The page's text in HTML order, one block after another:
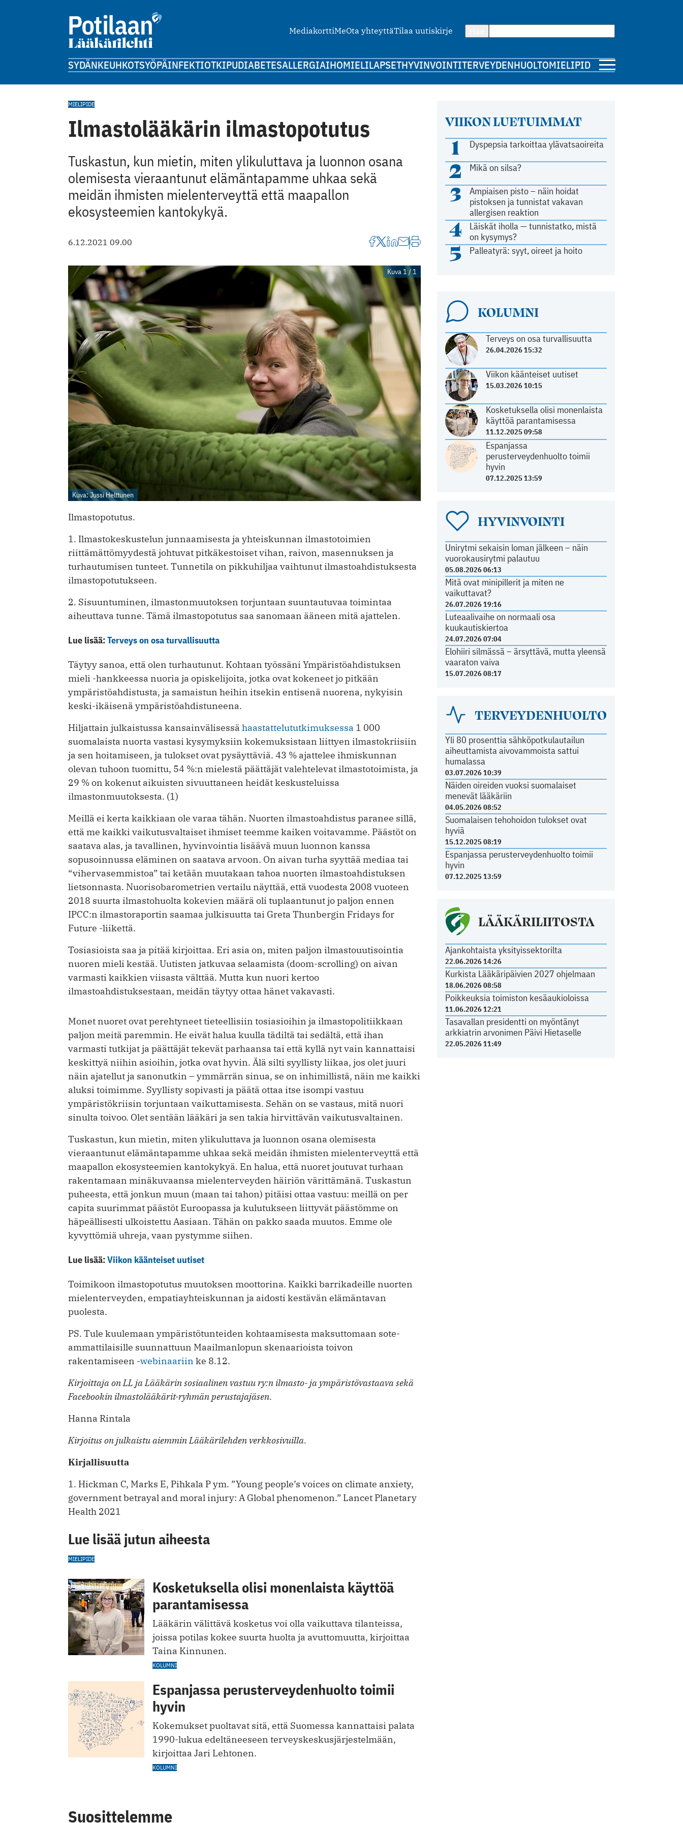
MediakorttiMeOta yhteyttäTilaa uutiskirje
SYDÄNKEUHKOTSYÖPÄINFEKTIOTKIPUDIABETESALLERGIAIHOMIELILAPSETHYVINVOINTITERVEYDENHUOLTOMIELIPIDE
VIIKON LUETUIMMAT
1 Dyspepsia tarkoittaa ylävatsaoireita
2 Mikä on silsa?
3
Ampiaisen pisto – näin hoidat
pistoksen ja tunnistat vakavan
allergisen reaktion
4
Läiskät iholla — tunnistatko, mistä
on kysymys?
5 Palleatyrä: syyt, oireet ja hoito
KOLUMNI
Terveys on osa turvallisuutta
26.04.2026 15:32
Viikon käänteiset uutiset
15.03.2026 10:15
Kosketuksella olisi monenlaista
käyttöä parantamisessa
11.12.2025 09:58
Espanjassa
perusterveydenhuolto toimii
hyvin
07.12.2025 13:59
HYVINVOINTI
Unirytmi sekaisin loman jälkeen – näin
vuorokausirytmi palautuu
05.08.2026 06:13
Mitä ovat minipillerit ja miten ne
vaikuttavat?
26.07.2026 19:16
Luteaalivaihe on normaali osa
kuukautiskiertoa
24.07.2026 07:04
Elohiiri silmässä – ärsyttävä, mutta yleensä
vaaraton vaiva
15.07.2026 08:17
TERVEYDENHUOLTO
Yli 80 prosenttia sähköpotkulautailun
aiheuttamista aivovammoista sattui
humalassa
03.07.2026 10:39
Näiden oireiden vuoksi suomalaiset
menevät lääkäriin
04.05.2026 08:52
Suomalaisen tehohoidon tulokset ovat
hyviä
15.12.2025 08:19
Espanjassa perusterveydenhuolto toimii
hyvin
07.12.2025 13:59
LÄÄKÄRILIITOSTA
Ajankohtaista yksityissektorilta
22.06.2026 14:26
Kurkista Lääkäripäivien 2027 ohjelmaan
18.06.2026 08:58
Poikkeuksia toimiston kesäaukioloissa
11.06.2026 12:21
Tasavallan presidentti on myöntänyt
arkkiatrin arvonimen Päivi Hietaselle
22.05.2026 11:49
MIELIPIDE
Ilmastolääkärin ilmastopotutus
Tuskastun, kun mietin, miten ylikuluttava ja luonnon osana
olemisesta vieraantunut elämäntapamme uhkaa sekä
meidän ihmisten mielenterveyttä että maapallon
ekosysteemien kantokykyä.
6.12.2021 09.00
Kuva 1 / 1
Kuva: Jussi Helttunen
Ilmastopotutus.
1. Ilmastokeskustelun junnaamisesta ja yhteiskunnan ilmastotoimien
riittämättömyydestä johtuvat pitkäkestoiset vihan, raivon, masennuksen ja
turhautumisen tunteet. Tunnetila on pikkuhiljaa vaihtunut ilmastoahdistuksesta
ilmastopotutukseen.
2. Sisuuntuminen, ilmastonmuutoksen torjuntaan suuntautuvaa toimintaa
aiheuttava tunne. Tämä ilmastopotutus saa sanomaan ääneen mitä ajattelen.
Lue lisää:Terveys on osa turvallisuutta
Täytyy sanoa, että olen turhautunut. Kohtaan työssäni Ympäristöahdistuksen
mieli -hankkeessa nuoria ja opiskelijoita, jotka ovat kokeneet jo pitkään
ympäristöahdistusta, ja samaistun heihin itsekin entisenä nuorena, nykyisin
keski-ikäisenä ympäristöahdistuneena.
Hiljattain julkaistussa kansainvälisessä haastattelututkimuksessa 1 000
suomalaista nuorta vastasi kysymyksiin kokemuksistaan liittyen ilmastokriisiin
ja sen hoitamiseen, ja tulokset ovat pysäyttäviä. 43 % ajattelee ihmiskunnan
olevan tuhoon tuomittu, 54 %:n mielestä päättäjät valehtelevat ilmastotoimista, ja
29 % on kokenut aikuisten sivuuttaneen heidät keskusteluissa
ilmastonmuutoksesta. (1)
Meillä ei kerta kaikkiaan ole varaa tähän. Nuorten ilmastoahdistus paranee sillä,
että me kaikki vaikutusvaltaiset ihmiset teemme kaiken voitavamme. Päästöt on
saatava alas, ja tavallinen, hyvinvointia lisäävä muun luonnon kanssa
sopusoinnussa eläminen on saatava arvoon. On aivan turha syyttää mediaa tai
“vihervasemmistoa” tai ketään muutakaan tahoa nuorten ilmastoahdistuksen
lietsonnasta. Nuorisobarometrien vertailu näyttää, että vuodesta 2008 vuoteen
2018 suurta ilmastohuolta kokevien määrä oli tuplaantunut jo paljon ennen
IPCC:n ilmastoraportin saamaa julkisuutta tai Greta Thunbergin Fridays for
Future -liikettä.
Tosiasioista saa ja pitää kirjoittaa. Eri asia on, miten paljon ilmastouutisointia
nuoren mieli kestää. Uutisten jatkuvaa selaamista (doom-scrolling) on aivan
varmasti kaikkien viisasta välttää. Mutta kun nuori kertoo
ilmastoahdistuksestaan, meidän täytyy ottaa hänet vakavasti.
Monet nuoret ovat perehtyneet tieteellisiin tosiasioihin ja ilmastopolitiikkaan
paljon meitä paremmin. He eivät halua kuulla tädiltä tai sedältä, että ihan
varmasti tutkijat ja päättäjät tekevät parhaansa tai että kyllä nyt vain kannattaisi
keskittyä niihin asioihin, jotka ovat hyvin. Älä silti syyllisty liikaa, jos olet juuri
näin ajatellut ja sanonutkin – ymmärrän sinua, se on inhimillistä, näin me kaikki
aluksi toimimme. Syyllisty sopivasti ja päätä ottaa itse isompi vastuu
ympäristökriisin torjuntaan vaikuttamisesta. Sehän on se vastaus, mitä nuori
sinulta toivoo. Olet sentään lääkäri ja sen takia hirvittävän vaikutusvaltainen.
Tuskastun, kun mietin, miten ylikuluttava ja luonnon osana olemisesta
vieraantunut elämäntapamme uhkaa sekä meidän ihmisten mielenterveyttä että
maapallon ekosysteemien kantokykyä. En halua, että nuoret joutuvat turhaan
rakentamaan minäkuvaansa mielenterveyden häiriön värittämänä. Tuskastun
puheesta, että jonkun muun (maan tai tahon) pitäisi ottaa vastuu: meillä on per
capita suurimmat päästöt Euroopassa ja kulutukseen liittyvät päästömme on
häpeällisesti ulkoistettu Aasiaan. Tähän on pakko saada muutos. Emme ole
kyvyttömiä uhreja, vaan pystymme siihen.
Lue lisää:Viikon käänteiset uutiset
Toimikoon ilmastopotutus muutoksen moottorina. Kaikki barrikadeille nuorten
mielenterveyden, empatiayhteiskunnan ja aidosti kestävän elämäntavan
puolesta.
PS. Tule kuulemaan ympäristötunteiden kohtaamisesta maksuttomaan sote-
ammattilaisille suunnattuun Maailmanlopun skenaarioista toivon
rakentamiseen -webinaariin ke 8.12.
Kirjoittaja on LL ja Lääkärin sosiaalinen vastuu ry:n ilmasto- ja ympäristövastaava sekä
Facebookin ilmastolääkärit-ryhmän perustajajäsen.
Hanna Rintala
Kirjoitus on julkaistu aiemmin Lääkärilehden verkkosivuilla.
Kirjallisuutta
1. Hickman C, Marks E, Pihkala P ym. ”Young people’s voices on climate anxiety,
government betrayal and moral injury: A Global phenomenon.” Lancet Planetary
Health 2021
Lue lisää jutun aiheesta
MIELIPIDE
Kosketuksella olisi monenlaista käyttöä
parantamisessa
Lääkärin välittävä kosketus voi olla vaikuttava tilanteissa,
joissa potilas kokee suurta huolta ja avuttomuutta, kirjoittaa
Taina Kinnunen.
KOLUMNI
Espanjassa perusterveydenhuolto toimii
hyvin
Kokemukset puoltavat sitä, että Suomessa kannattaisi palata
1990-lukua edeltäneeseen terveyskeskusjärjestelmään,
kirjoittaa Jari Lehtonen.
KOLUMNI
Suosittelemme